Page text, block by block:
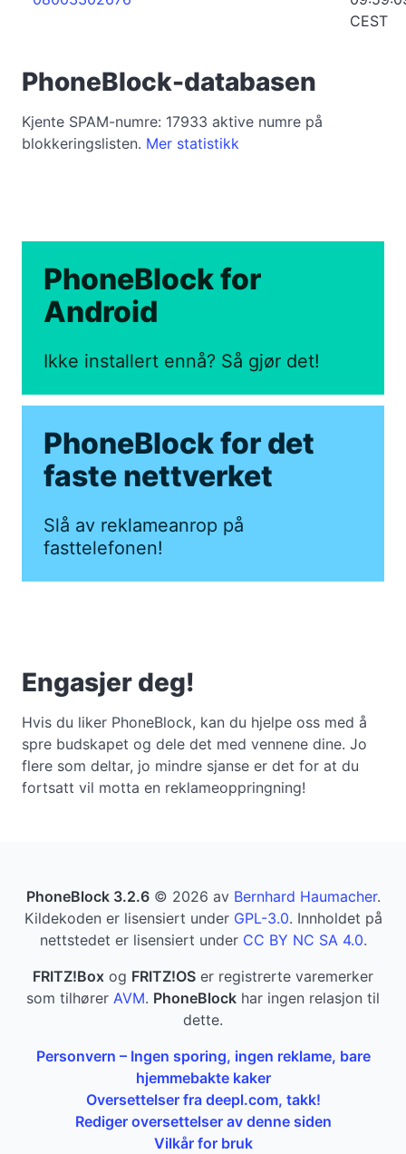
CEST
PhoneBlock-databasen
Kjente SPAM-numre: 17933 aktive numre på
blokkeringslisten. Mer statistikk
PhoneBlock for
Android
Ikke installert ennå? Så gjør det!
PhoneBlock for det
faste nettverket
Slå av reklameanrop på
fasttelefonen!
Engasjer deg!
Hvis du liker PhoneBlock, kan du hjelpe oss med å
spre budskapet og dele det med vennene dine. Jo
flere som deltar, jo mindre sjanse er det for at du
fortsatt vil motta en reklameoppringning!
PhoneBlock 3.2.6© 2026 av Bernhard Haumacher.
Kildekoden er lisensiert under GPL-3.0. Innholdet på
nettstedet er lisensiert under CC BY NC SA 4.0.
FRITZ!Box og FRITZ!OS er registrerte varemerker
som tilhører AVM. PhoneBlock har ingen relasjon til
dette.
Personvern – Ingen sporing, ingen reklame, bare
hjemmebakte kaker
Oversettelser fra deepl.com, takk!
Rediger oversettelser av denne siden
Vilkår for bruk